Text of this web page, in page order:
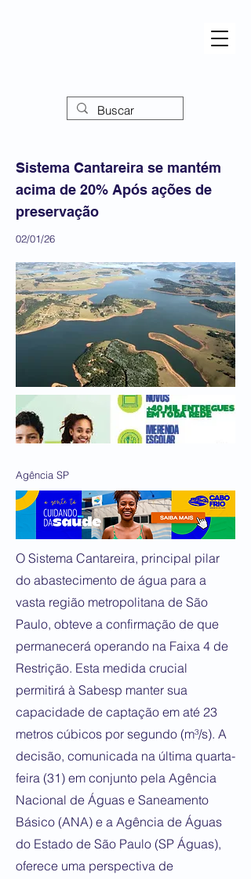
Sistema Cantareira se mantém
acima de 20% Após ações de
preservação
02/01/26
Agência SP
O Sistema Cantareira, principal pilar
do abastecimento de água para a
vasta região metropolitana de São
Paulo, obteve a confirmação de que
permanecerá operando na Faixa 4 de
Restrição. Esta medida crucial
permitirá à Sabesp manter sua
capacidade de captação em até 23
metros cúbicos por segundo (m³/s). A
decisão, comunicada na última quarta-
feira (31) em conjunto pela Agência
Nacional de Águas e Saneamento
Básico (ANA) e a Agência de Águas
do Estado de São Paulo (SP Águas),
oferece uma perspectiva de